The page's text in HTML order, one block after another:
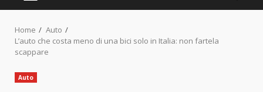
Home
Auto
L’auto che costa meno di una bici solo in Italia: non fartela
scappare
Auto